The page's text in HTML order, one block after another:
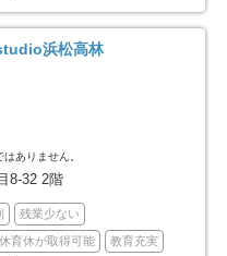
伊豆の国市 2
駿東郡清水町
駿東郡小山町 1
浜松高林
ありません。
8-32 2階
残業少ない
育休が取得可能 教育充実